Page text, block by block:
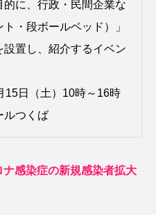
に、行政・民間企業な
・段ボールベッド）」
置し、紹介するイベン
日（土）10時～16時
つくば
感染症の新規感染者拡大